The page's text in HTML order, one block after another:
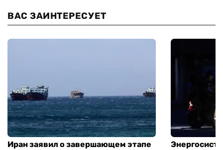
ВАС ЗАИНТЕРЕСУЕТ
Иран заявил о завершающем этапе